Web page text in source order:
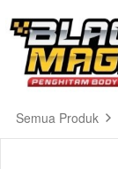
Semua Produk